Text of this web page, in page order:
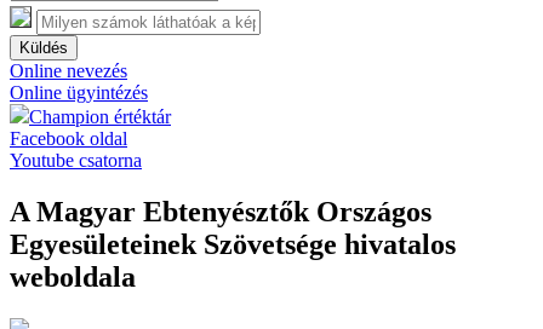
Küldés
Online nevezés
Online ügyintézés
Champion értéktár
Facebook oldal
Youtube csatorna
A Magyar Ebtenyésztők Országos
Egyesületeinek Szövetsége hivatalos
weboldala